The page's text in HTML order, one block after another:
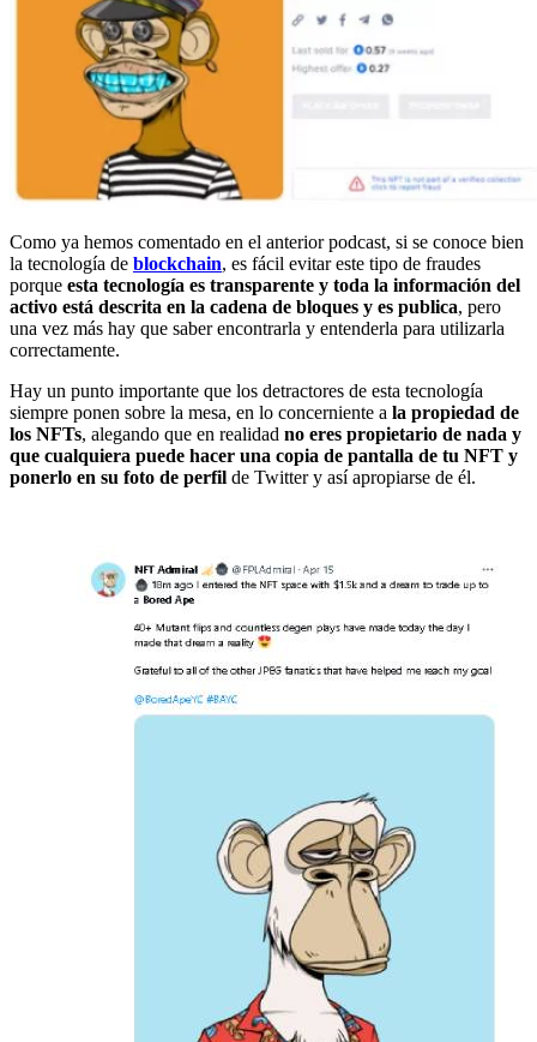
Como ya hemos comentado en el anterior podcast, si se conoce bien
la tecnología de blockchain, es fácil evitar este tipo de fraudes
porque esta tecnología es transparente y toda la información del
activo está descrita en la cadena de bloques y es publica, pero
una vez más hay que saber encontrarla y entenderla para utilizarla
correctamente.
Hay un punto importante que los detractores de esta tecnología
siempre ponen sobre la mesa, en lo concerniente a la propiedad de
los NFTs, alegando que en realidad no eres propietario de nada y
que cualquiera puede hacer una copia de pantalla de tu NFT y
ponerlo en su foto de perfil de Twitter y así apropiarse de él.